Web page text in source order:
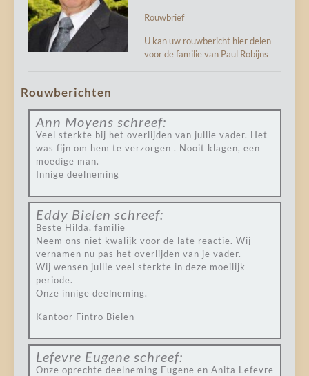
Rouwbrief
U kan uw rouwbericht hier delen
voor de familie van Paul Robijns
Rouwberichten
Ann Moyens schreef:
Veel sterkte bij het overlijden van jullie vader. Het
was fijn om hem te verzorgen . Nooit klagen, een
moedige man.
Innige deelneming
Eddy Bielen schreef:
Beste Hilda, familie
Neem ons niet kwalijk voor de late reactie. Wij
vernamen nu pas het overlijden van je vader.
Wij wensen jullie veel sterkte in deze moeilijk
periode.
Onze innige deelneming.
Kantoor Fintro Bielen
Lefevre Eugene schreef:
Onze oprechte deelneming Eugene en Anita Lefevre